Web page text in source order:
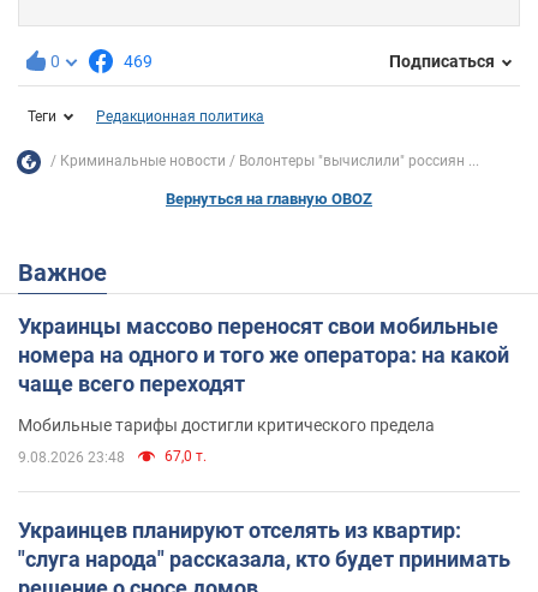
0 469 Подписаться
Теги Редакционная политика
Криминальные новости Волонтеры "вычислили" россиян ...
Вернуться на главную OBOZ
Важное
Украинцы массово переносят свои мобильные
номера на одного и того же оператора: на какой
чаще всего переходят
Мобильные тарифы достигли критического предела
9.08.2026 23:48 67,0 т.
Украинцев планируют отселять из квартир:
"слуга народа" рассказала, кто будет принимать